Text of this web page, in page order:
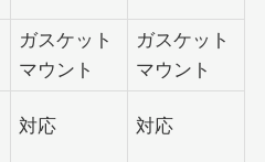
ガスケット
マウント
ガスケット
マウント
対応 対応